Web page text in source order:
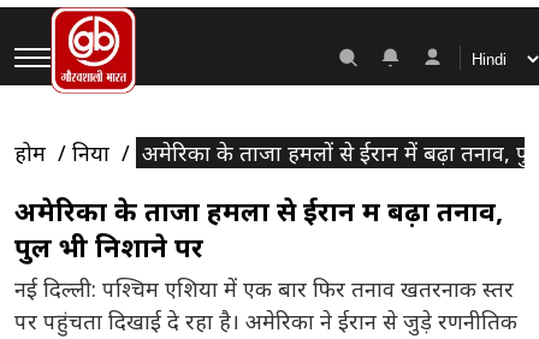
होम दुनिया अमेरिका के ताजा हमलों से ईरान में बढ़ा तनाव,
अमेरिका के ताजा हमलों से ईरान में बढ़ा तनाव,
पुल भी निशाने पर
नई दिल्ली: पश्चिम एशिया में एक बार फिर तनाव खतरनाक स्तर
पर पहुंचता दिखाई दे रहा है। अमेरिका ने ईरान से जुड़े रणनीतिक